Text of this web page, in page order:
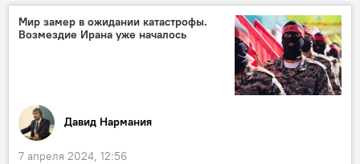
Мир замер в ожидании катастрофы.
Возмездие Ирана уже началось
Давид Нармания
7 апреля 2024, 12:56